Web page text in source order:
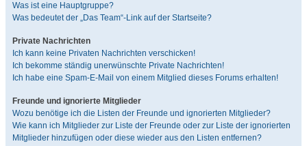
Was ist eine Hauptgruppe?
Was bedeutet der „Das Team“-Link auf der Startseite?
Private Nachrichten
Ich kann keine Privaten Nachrichten verschicken!
Ich bekomme ständig unerwünschte Private Nachrichten!
Ich habe eine Spam-E-Mail von einem Mitglied dieses Forums erhalten!
Freunde und ignorierte Mitglieder
Wozu benötige ich die Listen der Freunde und ignorierten Mitglieder?
Wie kann ich Mitglieder zur Liste der Freunde oder zur Liste der ignorierten
Mitglieder hinzufügen oder diese wieder aus den Listen entfernen?